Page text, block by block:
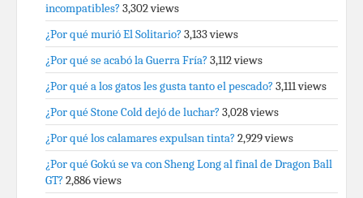
incompatibles? 3,302 views
¿Por qué murió El Solitario? 3,133 views
¿Por qué se acabó la Guerra Fría? 3,112 views
¿Por qué a los gatos les gusta tanto el pescado? 3,111 views
¿Por qué Stone Cold dejó de luchar? 3,028 views
¿Por qué los calamares expulsan tinta? 2,929 views
¿Por qué Gokú se va con Sheng Long al final de Dragon Ball
GT? 2,886 views